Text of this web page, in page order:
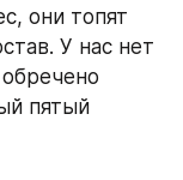
они топят
У нас нет
пятый